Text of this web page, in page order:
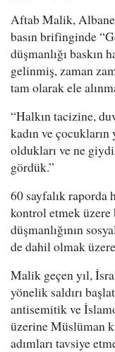
Aftab Malik,
basın brifinginde
düşmanlığı baskın
gelinmiş, zaman
tam olarak ele
“Halkın tacizine,
kadın ve
oldukları ve ne
gördük.”
60 sayfalık raporda
kontrol etmek üzere
düşmanlığının
de dahil olmak
Malik geçen yıl,
yönelik saldırı
antisemitik ve
üzerine Müslüman
adımları tavsiye